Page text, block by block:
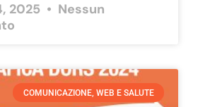
2025
Nessun
COMUNICAZIONE, WEB E SALUTE